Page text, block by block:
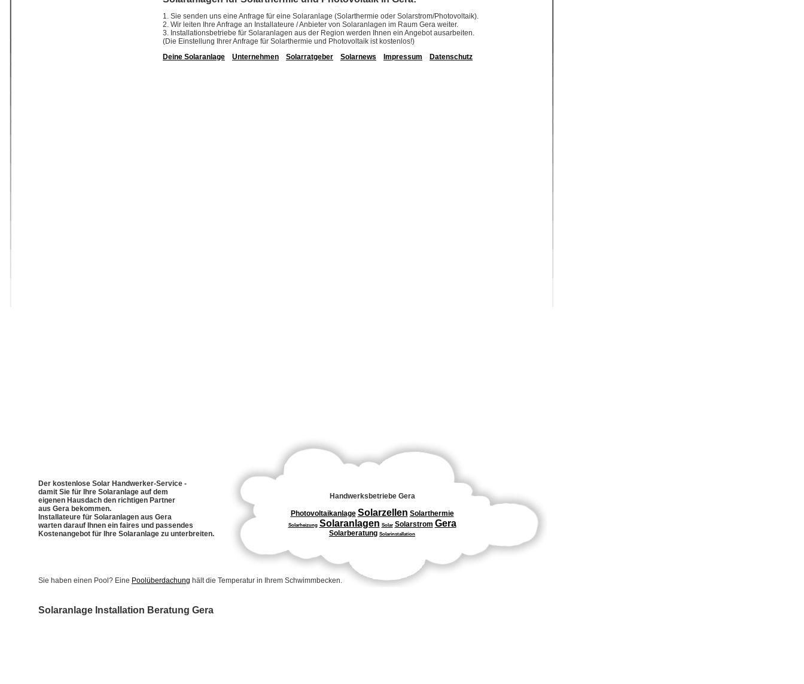
1. Sie senden uns eine Anfrage für eine Solaranlage (Solarthermie oder Solarstrom/Photovoltaik).
2. Wir leiten Ihre Anfrage an Installateure / Anbieter von Solaranlagen im Raum Gera weiter.
3. Installationsbetriebe für Solaranlagen aus der Region werden Ihnen ein Angebot ausarbeiten.
(Die Einstellung Ihrer Anfrage für Solarthermie und Photovoltaik ist kostenlos!)
Deine Solaranlage
Unternehmen Solarratgeber Solarnews Impressum Datenschutz
Der kostenlose Solar Handwerker-Service -
damit Sie für Ihre Solaranlage auf dem
eigenen Hausdach den richtigen Partner
aus Gera bekommen.
Installateure für Solaranlagen aus Gera
warten darauf Ihnen ein faires und passendes
Kostenangebot für Ihre Solaranlage zu unterbreiten.
Handwerksbetriebe Gera
Photovoltaikanlage Solarzellen Solarthermie
Solarheizung Solaranlagen Solar Solarstrom Gera
Solarberatung Solarinstallation
Sie haben einen Pool? Eine Poolüberdachung hält die Temperatur in Ihrem Schwimmbecken.
Solaranlage Installation Beratung Gera